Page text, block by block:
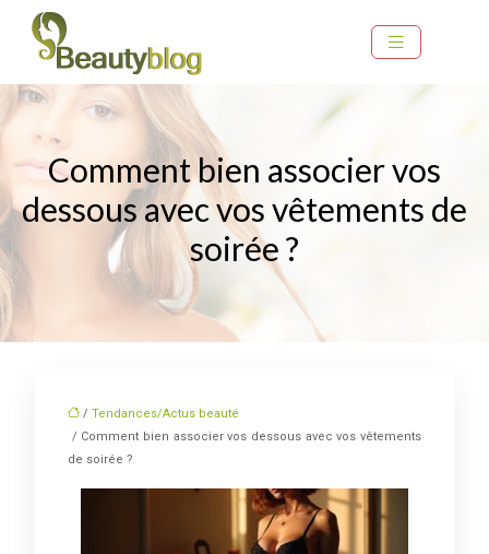
Comment bien associer vos
dessous avec vos vêtements de
soirée ?
/ Tendances/Actus beauté
/ Comment bien associer vos dessous avec vos vêtements
de soirée ?